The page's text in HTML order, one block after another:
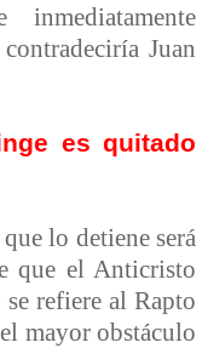
Juan
es quitado
lo detiene será
que el Anticristo
se refiere al Rapto
mayor obstáculo